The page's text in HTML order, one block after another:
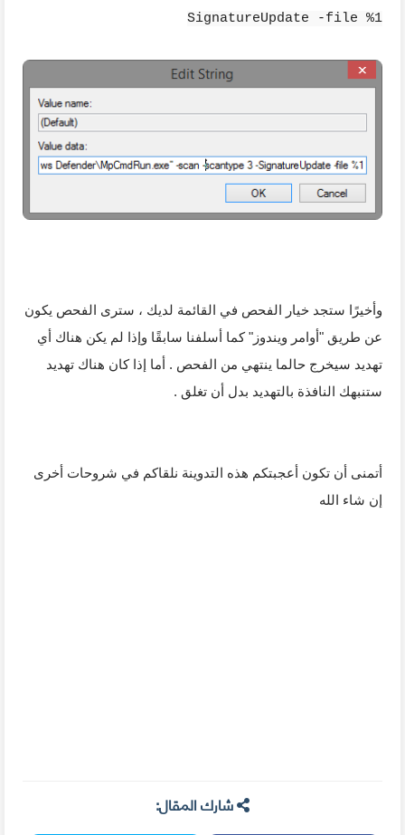
SignatureUpdate -file %1
وأخيرًا ستجد خيار الفحص في القائمة لديك ، سترى الفحص يكون
عن طريق "أوامر ويندوز" كما أسلفنا سابقًا وإذا لم يكن هناك أي
تهديد سيخرج حالما ينتهي من الفحص . أما إذا كان هناك تهديد
ستنبهك النافذة بالتهديد بدل أن تغلق .
أتمنى أن تكون أعجبتكم هذه التدوينة نلقاكم في شروحات أخرى
إن شاء الله
شارك المقال: